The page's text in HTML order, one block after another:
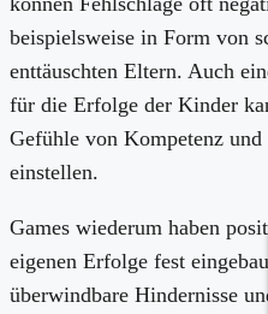
beispielsweise in Form von
enttäuschten Eltern. Auch
für die Erfolge der Kinder
Gefühle von Kompetenz
einstellen.
Games wiederum haben
eigenen Erfolge fest
überwindbare Hindernisse